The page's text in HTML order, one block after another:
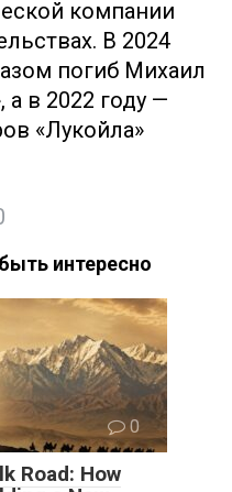
компании
В 2024
погиб Михаил
в 2022 году —
«Лукойла»
интересно
0
Road: How